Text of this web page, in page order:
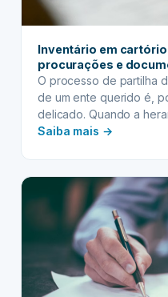
Inventário em
procurações e
O processo de partilha
de um ente querido é,
delicado. Quando a
internacionais, como
aumenta
em cartório
Saiba mais →:
cartório:
validação
de
e